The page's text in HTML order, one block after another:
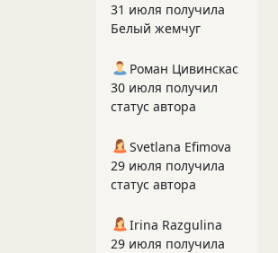
31 июля получила
Белый жемчуг
Роман Цивинскас
30 июля получил
статус автора
Svetlana Efimova
29 июля получила
статус автора
Irina Razgulina
29 июля получила